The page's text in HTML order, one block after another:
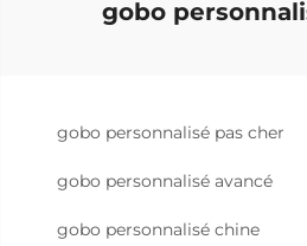
gobo
gobo personnalisé pas cher
gobo personnalisé avancé
gobo personnalisé chine